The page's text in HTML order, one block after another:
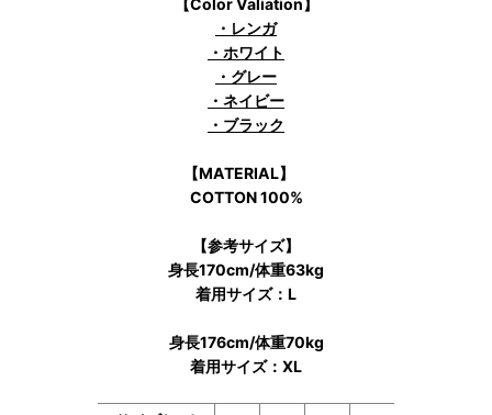
【Color Valiation】
・レンガ
・ホワイト
・グレー
・ネイビー
・ブラック
【MATERIAL】
COTTON 100%
【参考サイズ】
身長170cm/体重63kg
着用サイズ：L
身長176cm/体重70kg
着用サイズ：XL